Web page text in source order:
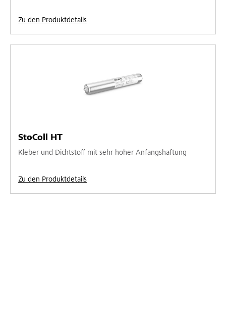
Zu den Produktdetails
StoColl HT
Kleber und Dichtstoff mit sehr hoher Anfangshaftung
Zu den Produktdetails